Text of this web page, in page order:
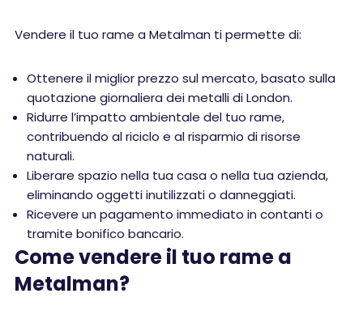
Vendere il tuo rame a Metalman ti permette di:
Ottenere il miglior prezzo sul mercato, basato sulla
quotazione giornaliera dei metalli di London.
Ridurre l’impatto ambientale del tuo rame,
contribuendo al riciclo e al risparmio di risorse
naturali.
Liberare spazio nella tua casa o nella tua azienda,
eliminando oggetti inutilizzati o danneggiati.
Ricevere un pagamento immediato in contanti o
tramite bonifico bancario.
Come vendere il tuo rame a
Metalman?